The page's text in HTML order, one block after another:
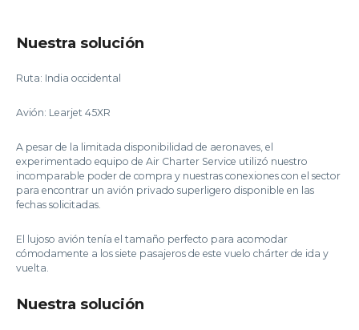
Nuestra solución
Ruta: India occidental
Avión: Learjet 45XR
A pesar de la limitada disponibilidad de aeronaves, el
experimentado equipo de Air Charter Service utilizó nuestro
incomparable poder de compra y nuestras conexiones con el sector
para encontrar un avión privado superligero disponible en las
fechas solicitadas.
El lujoso avión tenía el tamaño perfecto para acomodar
cómodamente a los siete pasajeros de este vuelo chárter de ida y
vuelta.
Nuestra solución